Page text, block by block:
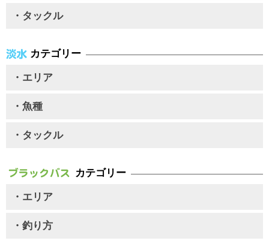
・タックル
カテゴリー
・エリア
・魚種
・タックル
カテゴリー
・エリア
・釣り方